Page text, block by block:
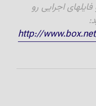
اجرایی رو
http://